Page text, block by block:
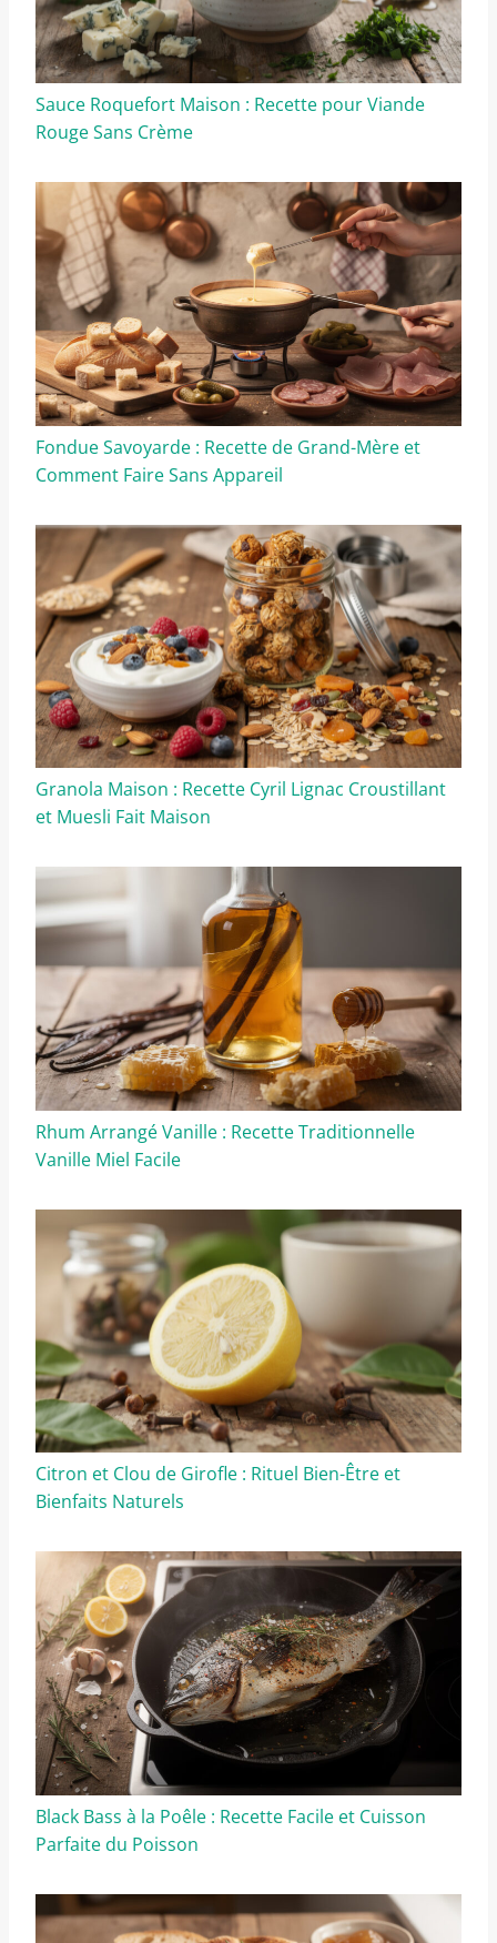
Sauce Roquefort Maison : Recette pour Viande
Rouge Sans Crème
Fondue Savoyarde : Recette de Grand-Mère et
Comment Faire Sans Appareil
Granola Maison : Recette Cyril Lignac Croustillant
et Muesli Fait Maison
Rhum Arrangé Vanille : Recette Traditionnelle
Vanille Miel Facile
Citron et Clou de Girofle : Rituel Bien-Être et
Bienfaits Naturels
Black Bass à la Poêle : Recette Facile et Cuisson
Parfaite du Poisson